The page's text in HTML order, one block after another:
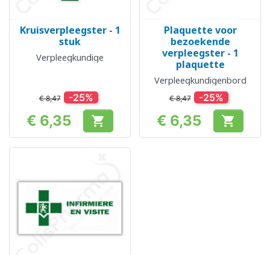
Kruisverpleegster - 1
stuk
Verpleegkundige
€ 8,47 -25%
Prijs
€ 6,35 
Plaquette voor
bezoekende
verpleegster - 1
plaquette
Verpleegkundigenbord
€ 8,47 -25%
Prijs
€ 6,35 